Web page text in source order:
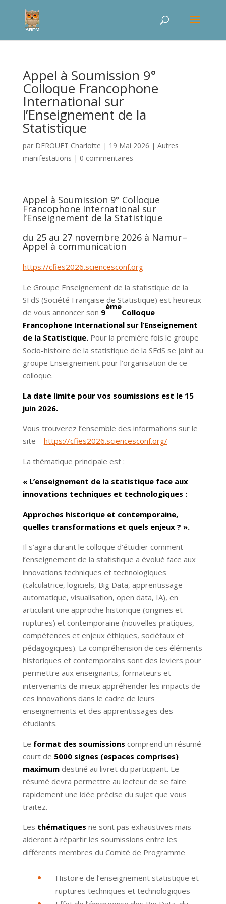
Appel à Soumission 9°
Colloque Francophone
International sur
l’Enseignement de la
Statistique
par DEROUET Charlotte | 19 Mai 2026 | Autres
manifestations | 0 commentaires
Appel à Soumission 9° Colloque
Francophone International sur
l’Enseignement de la Statistique
du 25 au 27 novembre 2026 à Namur–
Appel à communication
https://cfies2026.sciencesconf.org
Le Groupe Enseignement de la statistique de la
SFdS (Société Française de Statistique) est heureux
de vous annoncer son 9
ème
Colloque
Francophone International sur l’Enseignement
de la Statistique. Pour la première fois le groupe
Socio-histoire de la statistique de la SFdS se joint au
groupe Enseignement pour l’organisation de ce
colloque.
La date limite pour vos soumissions est le 15
juin 2026.
Vous trouverez l’ensemble des informations sur le
site – https://cfies2026.sciencesconf.org/
La thématique principale est :
« L’enseignement de la statistique face aux
innovations techniques et technologiques :
Approches historique et contemporaine,
quelles transformations et quels enjeux ? ».
Il s’agira durant le colloque d’étudier comment
l’enseignement de la statistique a évolué face aux
innovations techniques et technologiques
(calculatrice, logiciels, Big Data, apprentissage
automatique, visualisation, open data, IA), en
articulant une approche historique (origines et
ruptures) et contemporaine (nouvelles pratiques,
compétences et enjeux éthiques, sociétaux et
pédagogiques). La compréhension de ces éléments
historiques et contemporains sont des leviers pour
permettre aux enseignants, formateurs et
intervenants de mieux appréhender les impacts de
ces innovations dans le cadre de leurs
enseignements et des apprentissages des
étudiants.
Le format des soumissions comprend un résumé
court de 5000 signes (espaces comprises)
maximum destiné au livret du participant. Le
résumé devra permettre au lecteur de se faire
rapidement une idée précise du sujet que vous
traitez.
Les thématiques ne sont pas exhaustives mais
aideront à répartir les soumissions entre les
différents membres du Comité de Programme
Histoire de l’enseignement statistique et
ruptures techniques et technologiques